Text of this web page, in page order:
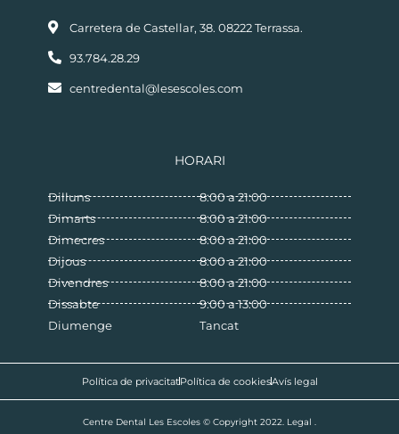
Carretera de Castellar, 38. 08222 Terrassa.
93.784.28.29
centredental@lesescoles.com
HORARI
Dilluns
Dimarts
Dimecres
Dijous
Divendres
Dissabte
Diumenge
8:00 a 21:00
8:00 a 21:00
8:00 a 21:00
8:00 a 21:00
8:00 a 21:00
9:00 a 13:00
Tancat
Política de privacitatPolítica de cookiesAvís legal
Centre Dental Les Escoles © Copyright 2022. Legal .